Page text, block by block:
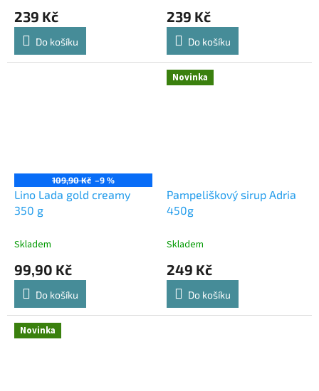
239 Kč
Do košíku
239 Kč
Do košíku
109,90 Kč –9 %
Lino Lada gold creamy
350 g
Skladem
99,90 Kč
Do košíku
Novinka
Pampeliškový sirup Adria
450g
Skladem
249 Kč
Do košíku
Novinka